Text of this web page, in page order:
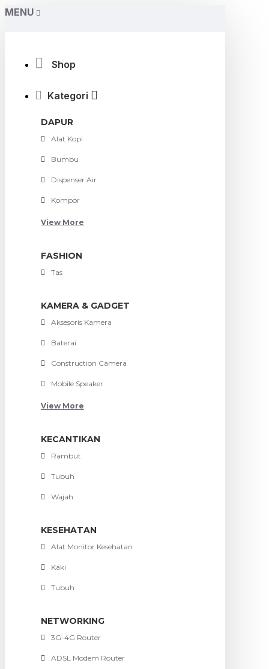
MENU
Shop
Kategori
DAPUR
Alat Kopi
Bumbu
Dispenser Air
Kompor
View More
FASHION
Tas
KAMERA & GADGET
Aksesoris Kamera
Baterai
Construction Camera
Mobile Speaker
View More
KECANTIKAN
Rambut
Tubuh
Wajah
KESEHATAN
Alat Monitor Kesehatan
Kaki
Tubuh
NETWORKING
3G-4G Router
ADSL Modem Router